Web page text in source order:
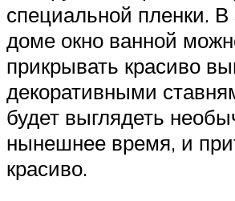
специальной пленки. В
доме окно ванной
прикрывать красиво
декоративными
будет выглядеть
нынешнее время, и
красиво.